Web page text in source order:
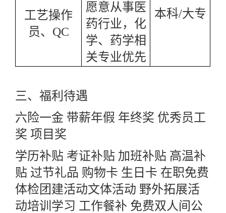
工艺操作
员、 QC
愿意从事医
药行业，化
学、药学相
关专业优先
本科/大专
三、福利待遇
六险一金 带薪年假 年终奖 优秀员工
奖 项目奖
学历补贴 考证补贴 加班补贴 高温补
贴 过节礼品 购物卡 生日卡 在职免费
体检团建活动文体活动 野外拓展活
动培训学习 工作餐补 免费双人间公